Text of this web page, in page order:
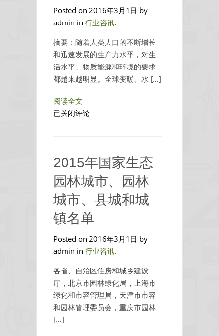
方？
Posted on 2016年3月1日 by
admin in 行业咨讯.
摘要：随着人类人口的不断增长
和迅速发展的生产力水平，对生
活水平、物质能源和环境的要求
都越来越明显。全球变暖、水 […]
阅读全文
园
设
计
的
原
则
已关闭评论
2015年国家生态
园林城市、园林
城市、县城和城
镇名单
Posted on 2016年3月1日 by
admin in 行业咨讯.
各省、自治区住房和城乡建设
厅，北京市园林绿化局，上海市
绿化和市容管理局，天津市市容
和园林管理委员会，重庆市园林
[…]